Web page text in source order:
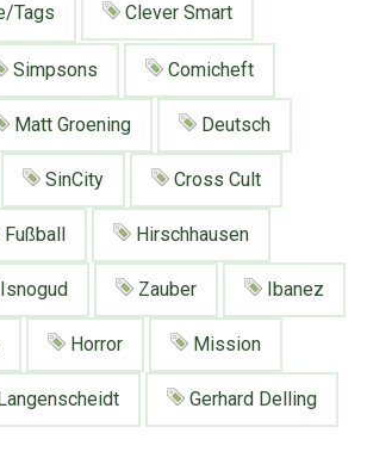
Mit Email Twitter Facebook
Google Neu hier?
Über Tauschbu↔de
Tauschbons
Mediadaten
Neue Artikel
Erweitere Suche
Tags Clever Smart
Simpsons Comicheft
Matt Groening Deutsch
SinCity Cross Cult
Fußball Hirschhausen
Isnogud Zauber Ibanez
Horror Mission
Gerhard Delling